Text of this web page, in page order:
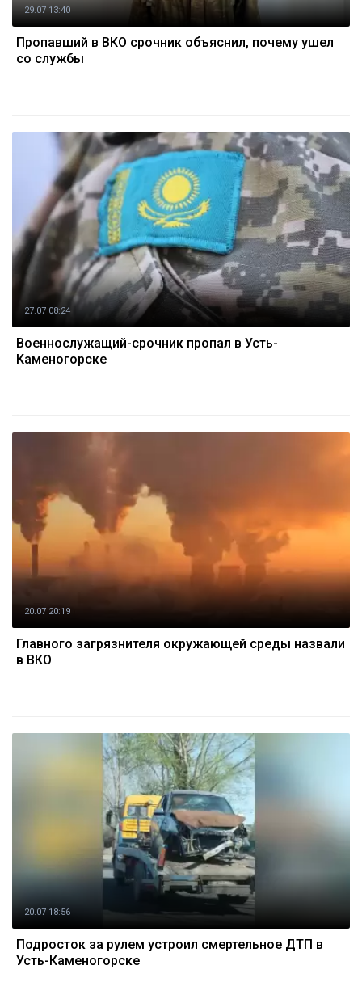
29.07 13:40
Пропавший в ВКО срочник объяснил, почему ушел
со службы
27.07 08:24
Военнослужащий-срочник пропал в Усть-
Каменогорске
20.07 20:19
Главного загрязнителя окружающей среды назвали
в ВКО
20.07 18:56
Подросток за рулем устроил смертельное ДТП в
Усть-Каменогорске